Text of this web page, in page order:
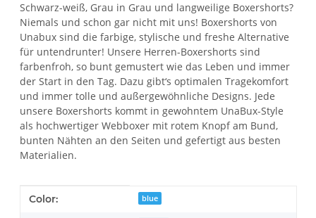
Schwarz-weiß, Grau in Grau und langweilige Boxershorts?
Niemals und schon gar nicht mit uns! Boxershorts von
Unabux sind die farbige, stylische und freshe Alternative
für untendrunter! Unsere Herren-Boxershorts sind
farbenfroh, so bunt gemustert wie das Leben und immer
der Start in den Tag. Dazu gibt‘s optimalen Tragekomfort
und immer tolle und außergewöhnliche Designs. Jede
unsere Boxershorts kommt in gewohntem UnaBux-Style
als hochwertiger Webboxer mit rotem Knopf am Bund,
bunten Nähten an den Seiten und gefertigt aus besten
Materialien.
Item information
Value
Color: blue